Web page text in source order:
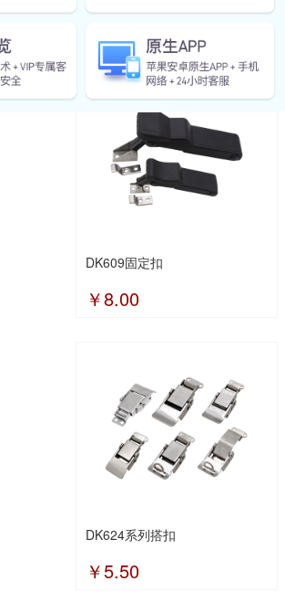
DK609固定扣
￥8.00
DK624系列搭扣
￥5.50